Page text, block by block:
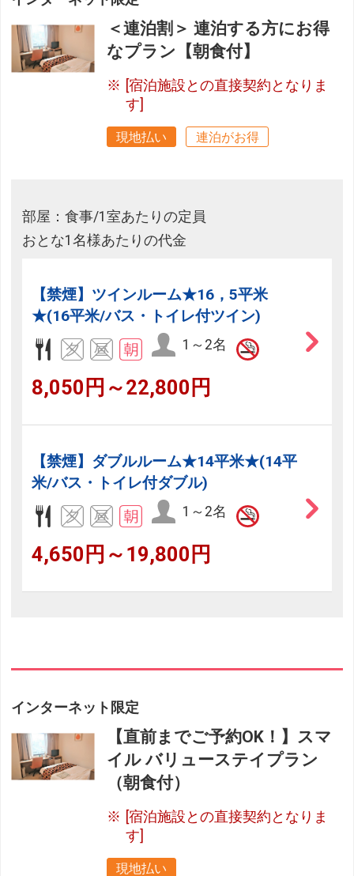
＜連泊割＞ 連泊する方にお得
なプラン【朝食付】
[宿泊施設との直接契約となりま
す]
現地払い 連泊がお得
部屋：食事/1室あたりの定員
おとな1名様あたりの代金
【禁煙】ツインルーム★16，5平米
★(16平米/バス・トイレ付ツイン)
1～2名
8,050円～22,800円
【禁煙】ダブルルーム★14平米★(14平
米/バス・トイレ付ダブル)
1～2名
4,650円～19,800円
インターネット限定
【直前までご予約OK！】スマ
イル バリューステイプラン
（朝食付）
[宿泊施設との直接契約となりま
す]
現地払い